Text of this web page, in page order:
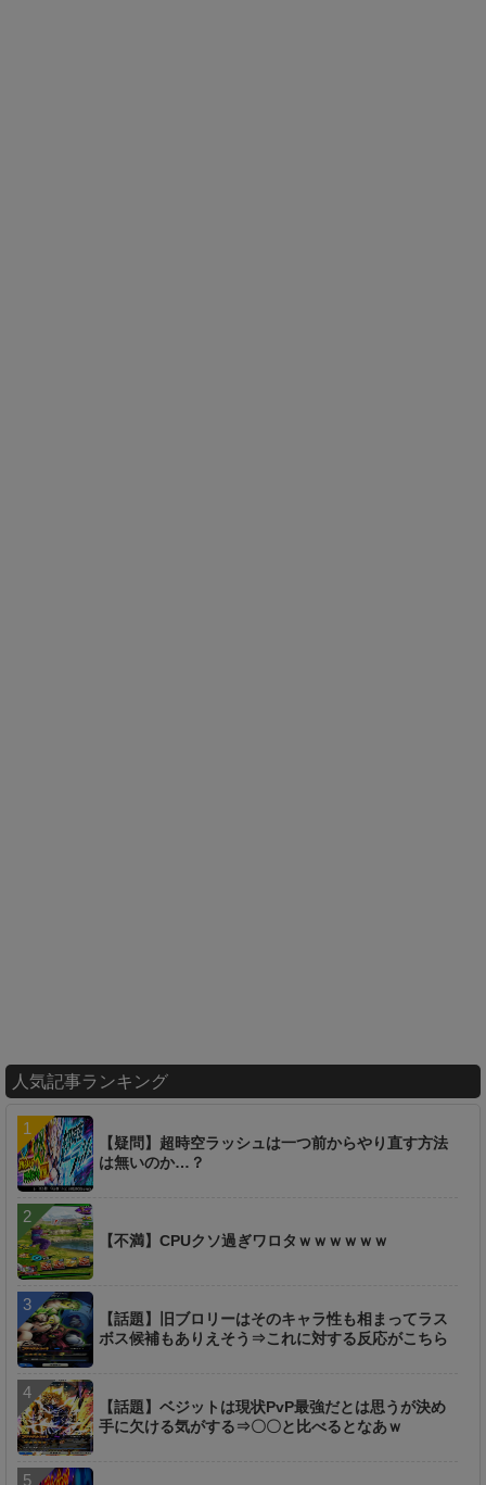
人気記事ランキング
【疑問】超時空ラッシュは一つ前からやり直す方法
は無いのか…？
【不満】CPUクソ過ぎワロタｗｗｗｗｗｗ
【話題】旧ブロリーはそのキャラ性も相まってラス
ボス候補もありえそう⇒これに対する反応がこちら
【話題】ベジットは現状PvP最強だとは思うが決め
手に欠ける気がする⇒〇〇と比べるとなあｗ